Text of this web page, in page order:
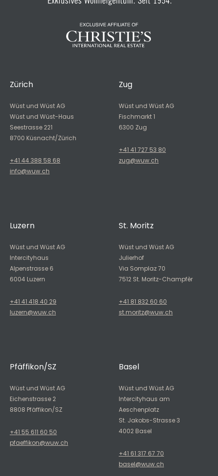
Zürich
Wüst und Wüst AG
Wüst und Wüst-Haus
Seestrasse 221
8700 Küsnacht/Zürich
+41 44 388 58 68
info@wuw.ch
Zug
Wüst und Wüst AG
Fischmarkt 1
6300 Zug
+41 41 727 53 80
zug@wuw.ch
Luzern
Wüst und Wüst AG
Intercityhaus
Alpenstrasse 6
6004 Luzern
+41 41 418 40 29
luzern@wuw.ch
St. Moritz
Wüst und Wüst AG
Julierhof
Via Somplaz 70
7512 St. Moritz-Champfèr
+41 81 832 60 60
st.moritz@wuw.ch
Pfäffikon/SZ
Wüst und Wüst AG
Eichenstrasse 2
8808 Pfäffikon/SZ
+41 55 611 60 50
pfaeffikon@wuw.ch
Basel
Wüst und Wüst AG
Intercityhaus am
Aeschenplatz
St. Jakobs-Strasse 3
4002 Basel
+41 61 317 67 70
basel@wuw.ch